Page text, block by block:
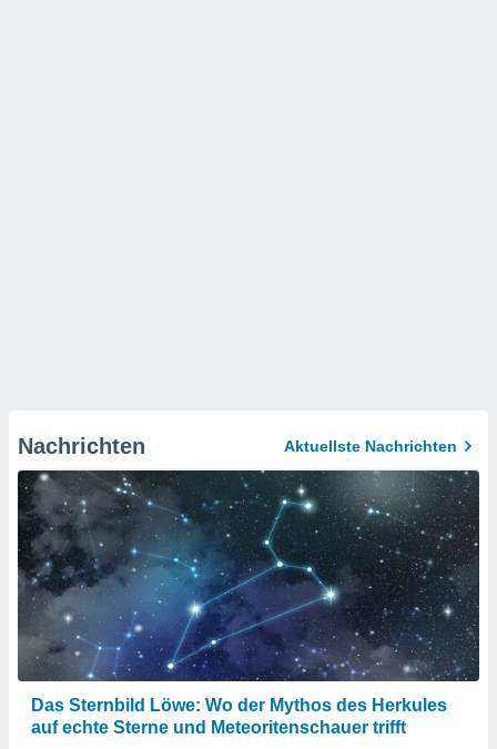
Nachrichten Aktuellste Nachrichten
Das Sternbild Löwe: Wo der Mythos des Herkules
auf echte Sterne und Meteoritenschauer trifft